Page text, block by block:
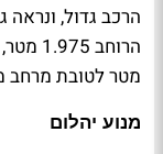
מטר לטובת מרחב
מנוע יהלום